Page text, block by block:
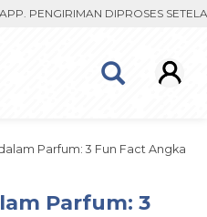
DIPROSES SETELAH
Parfum: 3 Fun Fact Angka
Parfum: 3